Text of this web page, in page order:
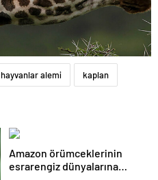
hayvanlar alemi kaplan
Amazon örümceklerinin
esrarengiz dünyalarına